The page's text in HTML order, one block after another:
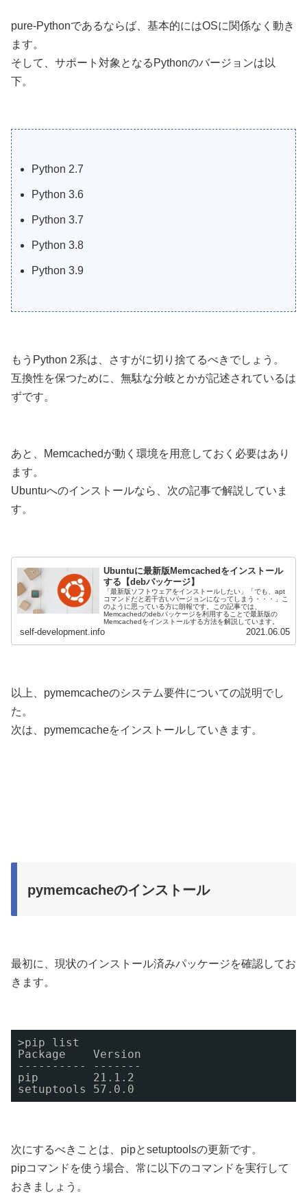
pure-Pythonであるならば、基本的にはOSに関係なく動き
ます。
そして、サポート対象となるPythonのバージョンは以
下。
Python 2.7
Python 3.6
Python 3.7
Python 3.8
Python 3.9
もうPython 2系は、さすがに切り捨てるべきでしょう。
互換性を保つために、無駄な分岐とかが記述されているは
ずです。
あと、Memcachedが動く環境を用意しておく必要はあり
ます。
Ubuntuへのインストールなら、次の記事で解説していま
す。
Ubuntuに最新版Memcachedをインストール
する【debパッケージ】
「最新版ソフトウェアをインストールしたい」「でも、apt
コマンドだと若干古いバージョンになってしまう・・・」こ
のように思っている方に朗報です。この記事では、
Memcachedのdebパッケージを利用することで最新版の
Memcachedをインストールする方法を解説しています。
self-development.info 2021.06.05
以上、pymemcacheのシステム要件についての説明でし
た。
次は、pymemcacheをインストールしていきます。
pymemcacheのインストール
最初に、現状のインストール済みパッケージを確認してお
きます。
>pip list
Package    Version
---------- -------
pip        21.1.2
setuptools 57.0.0
次にするべきことは、pipとsetuptoolsの更新です。
pipコマンドを使う場合、常に以下のコマンドを実行して
おきましょう。